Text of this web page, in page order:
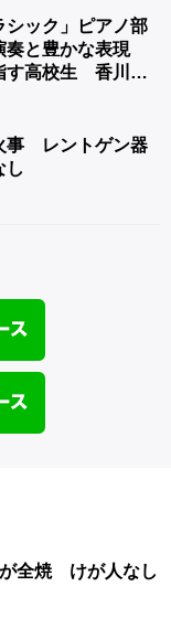
シック」ピアノ部
奏と豊かな表現
す高校生 香川
事 レントゲン器
し
全焼 けが人なし